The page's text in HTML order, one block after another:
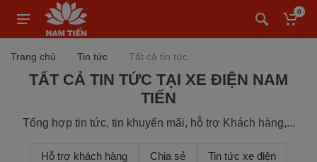
0
Trang chủ Tin tức Tất cả tin tức
TẤT CẢ TIN TỨC TẠI XE ĐIỆN NAM
TIẾN
Tổng hợp tin tức, tin khuyến mãi, hỗ trợ Khách hàng,...
Hỗ trợ khách hàng Chia sẻ Tin tức xe điện